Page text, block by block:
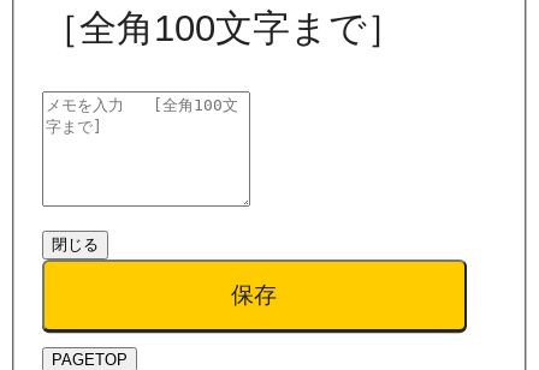
［全角100文字まで］
閉じる
保存
PAGETOP